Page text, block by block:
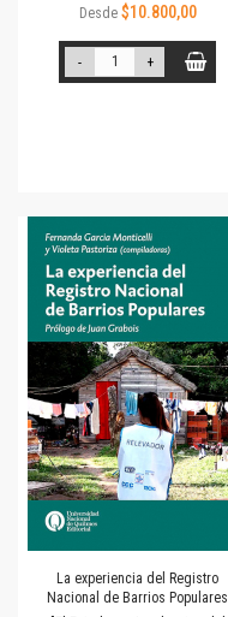
Desde $10.800,00
- +
La experiencia del Registro
Nacional de Barrios Populares